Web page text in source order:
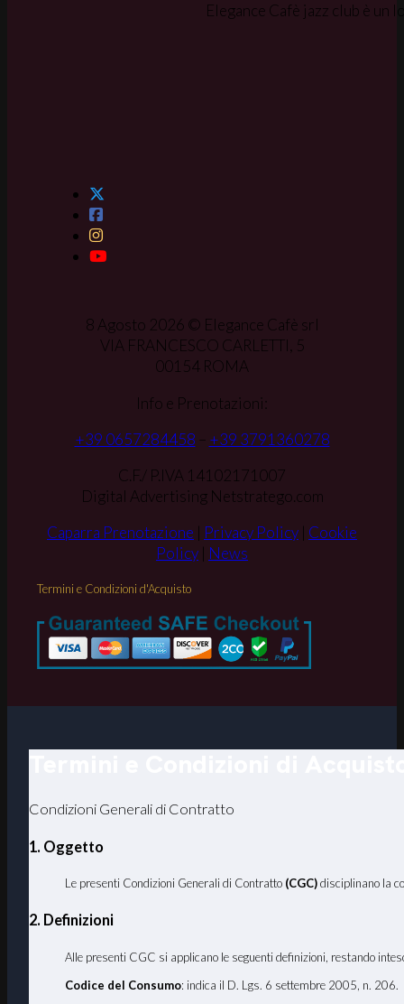
Elegance Cafè jazz club è un
8 Agosto 2026 © Elegance Cafè srl
VIA FRANCESCO CARLETTI, 5
00154 ROMA
Info e Prenotazioni:
+39 0657284458 – +39 3791360278
C.F./ P.IVA 14102171007
Digital Advertising Netstratego.com
Caparra Prenotazione
Privacy Policy Cookie
Policy
News
Termini e Condizioni d'Acquisto
Condizioni Generali di Contratto
1. Oggetto
Le presenti Condizioni Generali di Contratto (CGC)disciplinano la
2. Definizioni
Alle presenti CGC si applicano le seguenti definizioni, restando
Codice del Consumo: indica il D. Lgs. 6 settembre 2005, n. 206.